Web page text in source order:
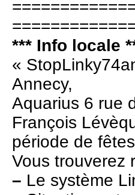
*** Info locale
«
Annecy,
Aquarius 6 rue
François
période de
Vous trouverez
– Le système